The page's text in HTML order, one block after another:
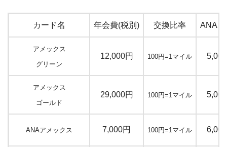
カード名 年会費(税別) 交換比率 ANAコ
アメックス
グリーン
12,000円 100円=1マイル
アメックス
ゴールド
29,000円 100円=1マイル
ANAアメックス 7,000円 100円=1マイル